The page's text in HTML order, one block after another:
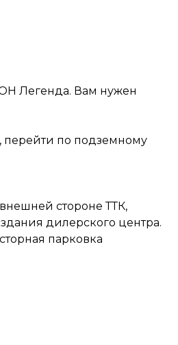
Легенда. Вам нужен
перейти по подземному
стороне ТТК,
дилерского центра.
парковка